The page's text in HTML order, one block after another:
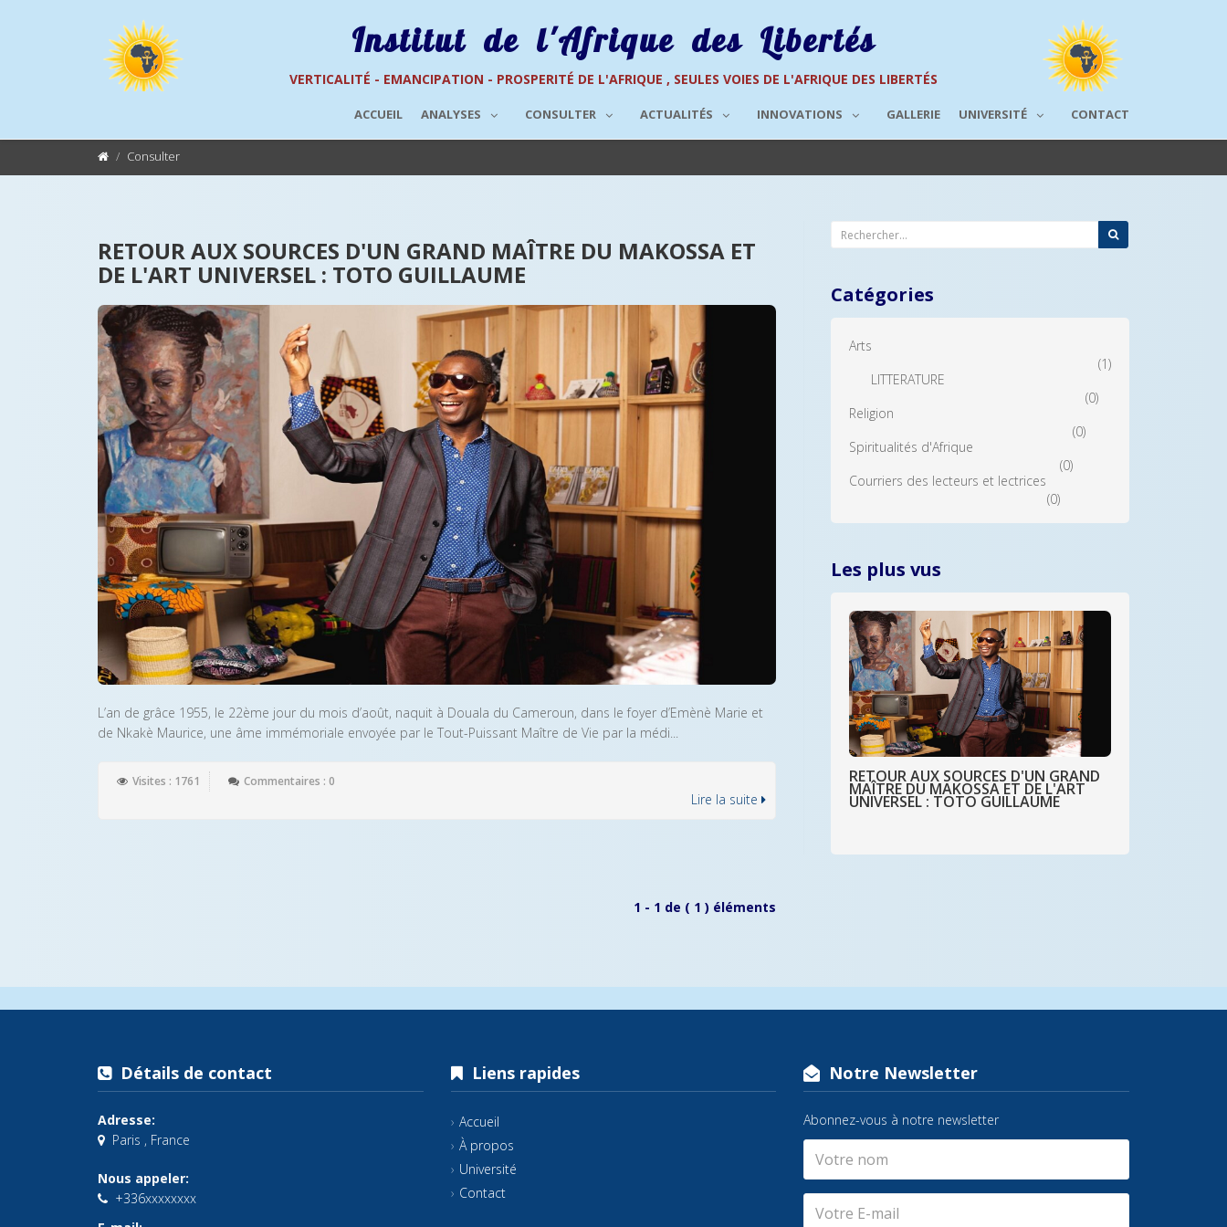
Institut de l'Afrique des Libertés
VERTICALITÉ - EMANCIPATION - PROSPERITÉ DE L'AFRIQUE , SEULES VOIES DE L'AFRIQUE DES LIBERTÉS
ACCUEIL ANALYSES CONSULTER ACTUALITÉS INNOVATIONS GALLERIE UNIVERSITÉ CONTACT
Consulter
RETOUR AUX SOURCES D'UN GRAND MAÎTRE DU MAKOSSA ET
DE L'ART UNIVERSEL : TOTO GUILLAUME
L’an de grâce 1955, le 22ème jour du mois d’août, naquit à Douala du Cameroun, dans le foyer d’Emènè Marie et
de Nkakè Maurice, une âme immémoriale envoyée par le Tout-Puissant Maître de Vie par la médi...
Visites : 1761 Commentaires : 0
Lire la suite
1 - 1 de ( 1 ) éléments
Catégories
Arts
(1)
LITTERATURE
(0)
Religion
(0)
Spiritualités d'Afrique
(0)
Courriers des lecteurs et lectrices
(0)
Les plus vus
RETOUR AUX SOURCES D'UN GRAND
MAÎTRE DU MAKOSSA ET DE L'ART
UNIVERSEL : TOTO GUILLAUME
Détails de contact
Adresse:
Paris , France
Nous appeler:
+336xxxxxxxx
Liens rapides
Accueil
À propos
Université
Contact
Notre Newsletter
Abonnez-vous à notre newsletter